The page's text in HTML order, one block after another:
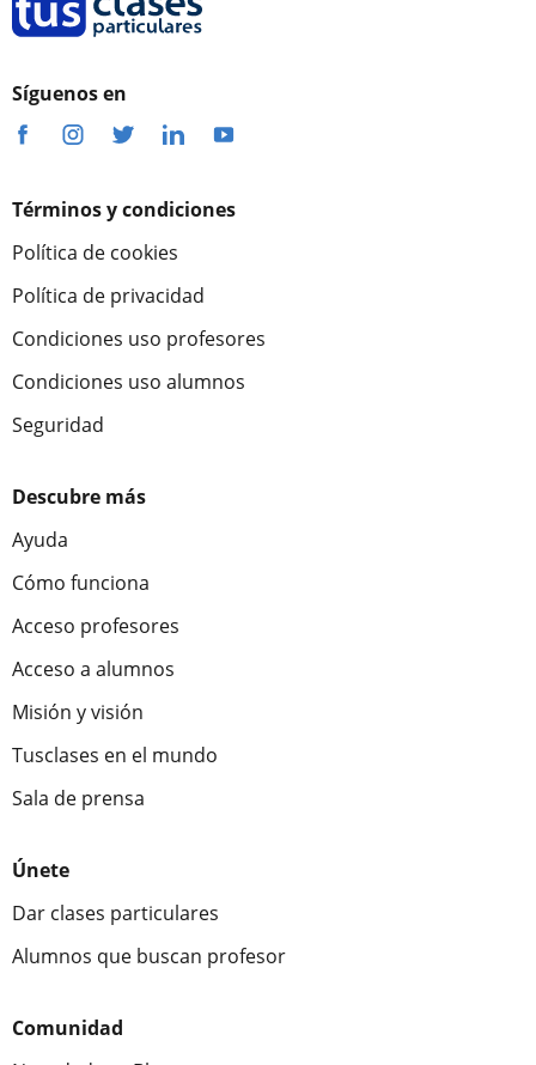
Síguenos en
Términos y condiciones
Política de cookies
Política de privacidad
Condiciones uso profesores
Condiciones uso alumnos
Seguridad
Descubre más
Ayuda
Cómo funciona
Acceso profesores
Acceso a alumnos
Misión y visión
Tusclases en el mundo
Sala de prensa
Únete
Dar clases particulares
Alumnos que buscan profesor
Comunidad